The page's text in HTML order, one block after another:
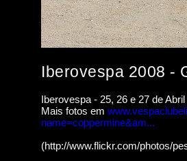
Iberovespa 2008 -
Iberovespa - 25, 26 e 27 de
Mais fotos em
name=coppermine&am...
(http://www.flickr.com/photos/